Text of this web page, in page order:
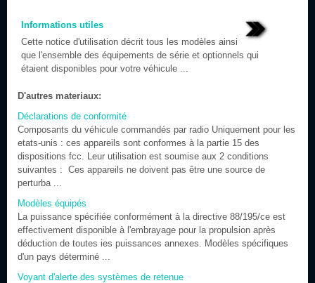
Informations utiles
Cette notice d'utilisation décrit tous les modèles ainsi
que l'ensemble des équipements de série et optionnels qui
étaient disponibles pour votre véhicule ...
D'autres materiaux:
Déclarations de conformité
Composants du véhicule commandés par radio Uniquement pour les
etats-unis : ces appareils sont conformes à la partie 15 des
dispositions fcc. Leur utilisation est soumise aux 2 conditions
suivantes : Ces appareils ne doivent pas être une source de
perturba ...
Modèles équipés
La puissance spécifiée conformément à la directive 88/195/ce est
effectivement disponible à l'embrayage pour la propulsion après
déduction de toutes ies puissances annexes. Modèles spécifiques
d'un pays déterminé ...
Voyant d'alerte des systèmes de retenue